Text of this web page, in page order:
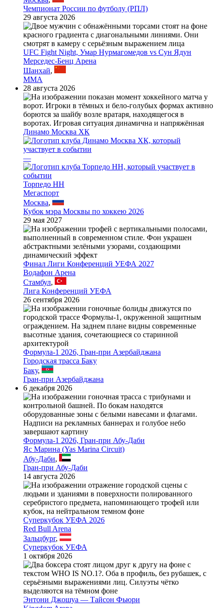
Чемпионат России по футболу (РПЛ)
29 августа 2026
UFC Fight Night, Умар Нурмагомедов vs Сун Ядун
Мерседес-Бенц Арена
Шанхай,
MMA
28 августа 2026
Динамо Москва ХК
—
Торпедо НН
Мегаспорт
Москва,
Кубок мэра Москвы по хоккею 2026
29 мая 2027
Финал Лиги Конференций УЕФА 2027
Водафон Арена
Стамбул,
Лига Конференций УЕФА
26 сентября 2026
Формула-1 2026, Гран-при Азербайджана
Городская трасса Баку
Баку,
Гран-при Азербайджана
6 декабря 2026
Формула-1 2026, Гран-при Абу-Даби
Яс Марина (Yas Marina Circuit)
Абу-Даби,
Гран-при Абу-Даби
14 августа 2026
Суперкубок УЕФА 2026
Red Bull Arena
Зальцбург,
Суперкубок УЕФА
1 октября 2026
Энтони Джошуа — Тайсон Фьюри